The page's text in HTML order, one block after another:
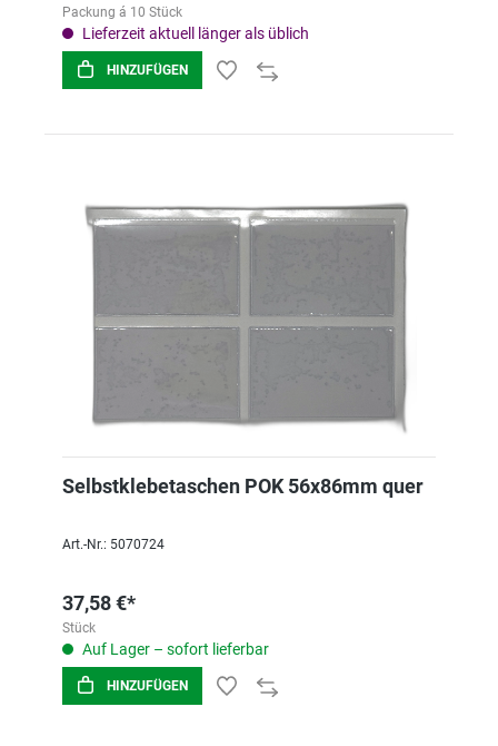
Packung á 10 Stück
Lieferzeit aktuell länger als üblich
HINZUFÜGEN
Selbstklebetaschen POK 56x86mm quer
Art.-Nr.: 5070724
37,58 €*
Stück
Auf Lager – sofort lieferbar
HINZUFÜGEN